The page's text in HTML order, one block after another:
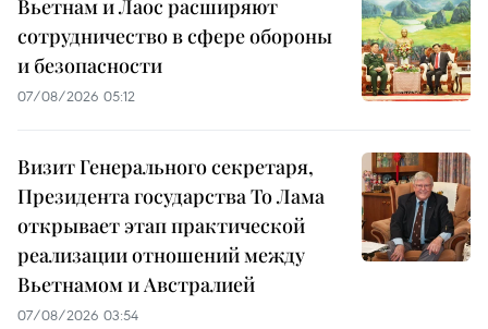
Вьетнам и Лаос расширяют
сотрудничество в сфере обороны
и безопасности
07/08/2026 05:12
Визит Генерального секретаря,
Президента государства То Лама
открывает этап практической
реализации отношений между
Вьетнамом и Австралией
07/08/2026 03:54